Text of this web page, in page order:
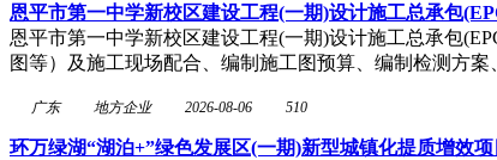
恩平市第一中学新校区建设工程(一期)设计施工总承包
恩平市第一中学新校区建设工程(一期)设计施工总承包
图等）及施工现场配合、编制施工图预算、编制检测方
广东 地方企业 2026-08-06 510
环万绿湖“湖泊+”绿色发展区(一期)新型城镇化提质增效